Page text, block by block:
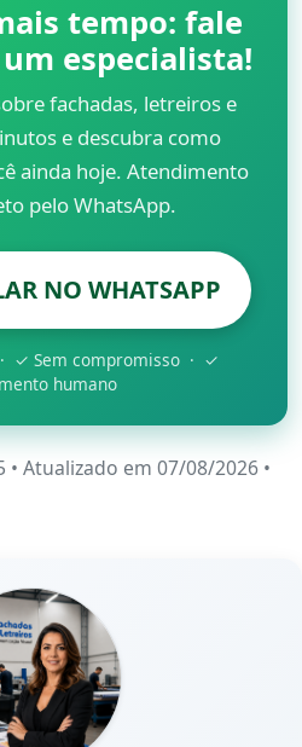
tempo: fale
um especialista!
fachadas, letreiros e
e descubra como
ainda hoje. Atendimento
pelo WhatsApp.
NO WHATSAPP
✓ Sem compromisso · ✓
humano
• Atualizado em 07/08/2026 •